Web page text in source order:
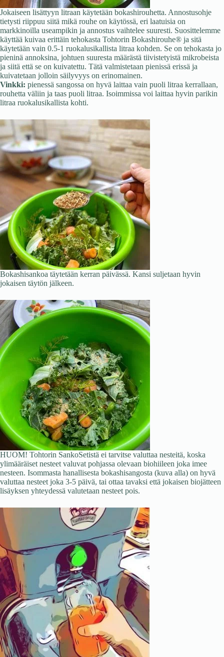
Jokaiseen lisättyyn litraan käytetään bokashirouhetta. Annostusohje
tietysti riippuu siitä mikä rouhe on käytössä, eri laatuisia on
markkinoilla useampikin ja annostus vaihtelee suuresti. Suosittelemme
käyttää kuivaa erittäin tehokasta Tohtorin Bokashirouhe® ja sitä
käytetään vain 0.5-1 ruokalusikallista litraa kohden. Se on tehokasta jo
pieninä annoksina, johtuen suuresta määrästä tiivistetyistä mikrobeista
ja siitä että se on kuivatettu. Tätä valmistetaan pienissä erissä ja
kuivatetaan jolloin säilyvyys on erinomainen.
Vinkki: pienessä sangossa on hyvä laittaa vain puoli litraa kerrallaan,
rouhetta väliin ja taas puoli litraa. Isoimmissa voi laittaa hyvin parikin
litraa ruokalusikallista kohti.
Bokashisankoa täytetään kerran päivässä. Kansi suljetaan hyvin
jokaisen täytön jälkeen.
HUOM! Tohtorin SankoSetistä ei tarvitse valuttaa nesteitä, koska
ylimääräiset nesteet valuvat pohjassa olevaan biohiileen joka imee
nesteen. Isommasta hanallisesta bokashisangosta (kuva alla) on hyvä
valuttaa nesteet joka 3-5 päivä, tai ottaa tavaksi että jokaisen biojätteen
lisäyksen yhteydessä valutetaan nesteet pois.